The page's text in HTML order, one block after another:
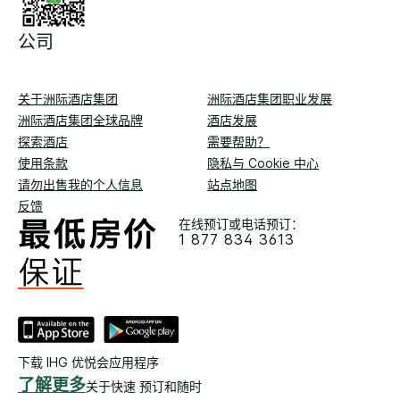
公司
关于洲际酒店集团
洲际酒店集团职业发展
洲际酒店集团全球品牌
酒店发展
探索酒店
需要帮助？
使用条款
隐私与 Cookie 中心
请勿出售我的个人信息
站点地图
反馈
在线预订或电话预订：
1 877 834 3613
下载 IHG 优悦会应用程序
了解更多关于快速 预订和随时